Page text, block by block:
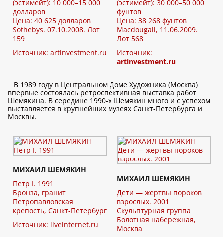
(эстимейт): 10 000–15 000
долларов
Цена: 40 625 долларов
Sothebys. 07.10.2008. Лот
159
Источник: artinvestment.ru
(эстимейт): 30 000–50 000
фунтов
Цена: 38 268 фунтов
Macdougall, 11.06.2009.
Лот 568
Источник:
artinvestment.ru
В 1989 году в Центральном Доме Художника (Москва)
впервые состоялась ретроспективная выставка работ
Шемякина. В середине 1990-х Шемякин много и с успехом
выставляется в крупнейших музеях Санкт-Петербурга и
Москвы.
МИХАИЛ ШЕМЯКИН
Петр I. 1991
Бронза, гранит
Петропавловская
крепость, Санкт-Петербург
Источник: liveinternet.ru
МИХАИЛ ШЕМЯКИН
Дети — жертвы пороков
взрослых. 2001
Скульптурная группа
Болотная набережная,
Москва